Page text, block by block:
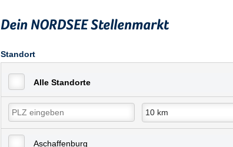
Dein NORDSEE Stellenmarkt
Standort
Alle Standorte
Aschaffenburg